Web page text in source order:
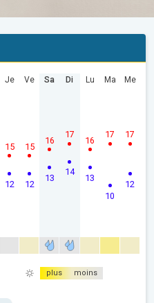
Je
12
15
Ve
12
15
Sa
13
16
Di
14
17
Lu
13
16
Ma
10
17
Me
12
17
plus moins